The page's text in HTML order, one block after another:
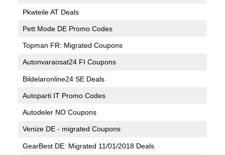
Pkwteile AT Deals
Pett Mode DE Promo Codes
Topman FR: Migrated Coupons
Autonvaraosat24 FI Coupons
Bildelaronline24 SE Deals
Autoparti IT Promo Codes
Autodeler NO Coupons
Venize DE - migrated Coupons
GearBest DE: Migrated 11/01/2018 Deals